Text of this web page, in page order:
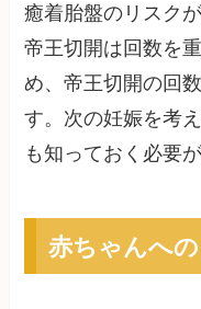
癒着胎盤のリスク
帝王切開は回数を
め、帝王切開の回
す。次の妊娠を考
も知っておく必要
赤ちゃんへ